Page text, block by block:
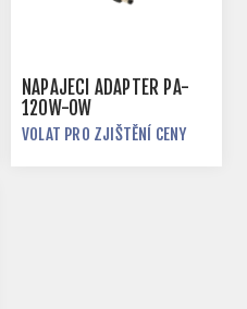
NAPÁJECÍ ADAPTÉR PA-
120W-OW
VOLAT PRO ZJIŠTĚNÍ CENY